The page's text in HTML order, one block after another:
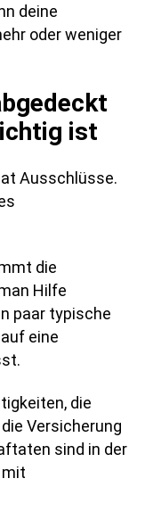
deine
oder weniger
ist
Ausschlüsse.
die
Hilfe
paar typische
eine
die
Versicherung
sind in der